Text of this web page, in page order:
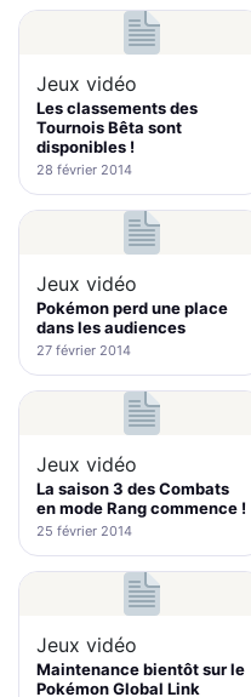
Jeux vidéo
Les classements des
Tournois Bêta sont
disponibles !
28 février 2014
Jeux vidéo
Pokémon perd une place
dans les audiences
27 février 2014
Jeux vidéo
La saison 3 des Combats
en mode Rang commence !
25 février 2014
Jeux vidéo
Maintenance bientôt sur le
Pokémon Global Link